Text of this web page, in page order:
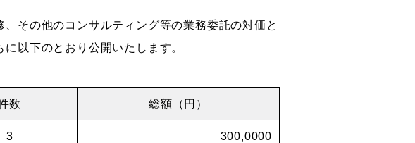
その他のコンサルティング等の業務委託の対価と
以下のとおり公開いたします。
数 総額（円）
3 300,0000